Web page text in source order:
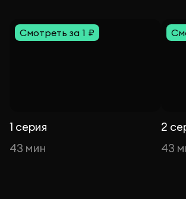
Смотреть за 1 ₽
1 серия
43 мин
2
43